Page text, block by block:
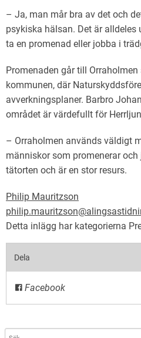
– Ja, man mår bra av det och
psykiska hälsan. Det är alldeles
ta en promenad eller jobba i
Promenaden går till
kommunen, där
avverkningsplaner. Barbro
området är värdefullt för
– Orraholmen används väldigt
människor som promenerar och
tätorten och är en stor resurs.
Philip Mauritzson
Detta inlägg har kategorierna
Dela
Facebook